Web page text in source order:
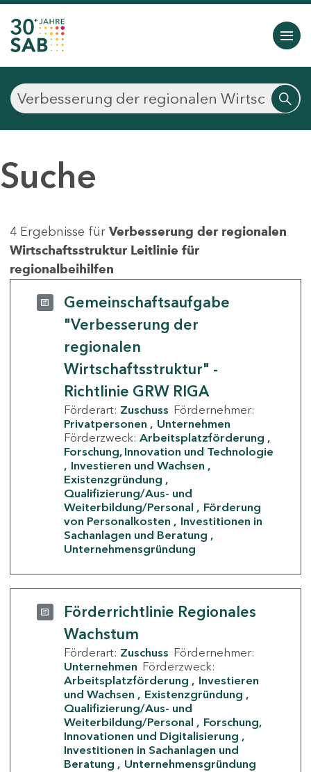
Suche
4 Ergebnisse für Verbesserung der regionalen
Wirtschaftsstruktur Leitlinie für
regionalbeihilfen
Gemeinschaftsaufgabe
"Verbesserung der
regionalen
Wirtschaftsstruktur" -
Richtlinie GRW RIGA
Förderart: Zuschuss Fördernehmer:
Privatpersonen
Unternehmen
Förderzweck: Arbeitsplatzförderung
Forschung, Innovation und Technologie
Investieren und Wachsen
Existenzgründung
Qualifizierung/Aus- und
Weiterbildung/Personal
Förderung
von Personalkosten
Investitionen in
Sachanlagen und Beratung
Unternehmensgründung
Förderrichtlinie Regionales
Wachstum
Förderart: Zuschuss Fördernehmer:
Unternehmen Förderzweck:
Arbeitsplatzförderung
Investieren
und Wachsen
Existenzgründung
Qualifizierung/Aus- und
Weiterbildung/Personal
Forschung,
Innovationen und Digitalisierung
Investitionen in Sachanlagen und
Beratung
Unternehmensgründung